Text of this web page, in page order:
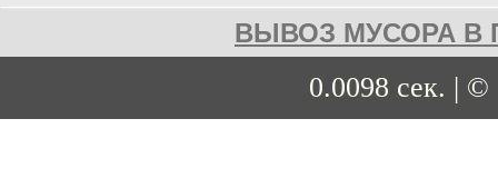
ВЫВОЗ МУСОРА В
0.0098 сек. | ©